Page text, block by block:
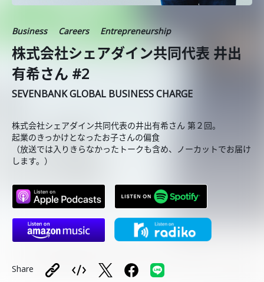
Business Careers Entrepreneurship
株式会社シェアダイン共同代表 井出
有希さん #2
SEVENBANK GLOBAL BUSINESS CHARGE
株式会社シェアダイン共同代表の井出有希さん 第２回。
起業のきっかけとなったお子さんの偏食
（放送では入りきらなかったトークも含め、ノーカットでお届け
します。）
Share